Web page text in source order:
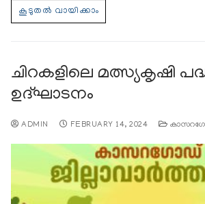
ചിറകളിലെ മത്സ്യകൃഷി
ഉദ്ഘാടനം
ADMIN FEBRUARY 14, 2024